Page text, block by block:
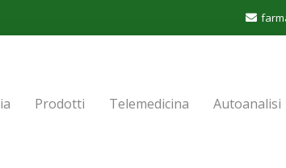
Prodotti Telemedicina Autoanalisi